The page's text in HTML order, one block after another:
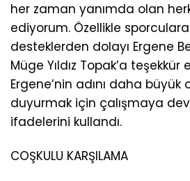
her zaman yanımda olan
ediyorum. Özellikle
desteklerden dolayı Ergene
Müge Yıldız Topak’a teşekkür
Ergene’nin adını daha
duyurmak için çalışmaya
ifadelerini kullandı.
COŞKULU KARŞILAMA